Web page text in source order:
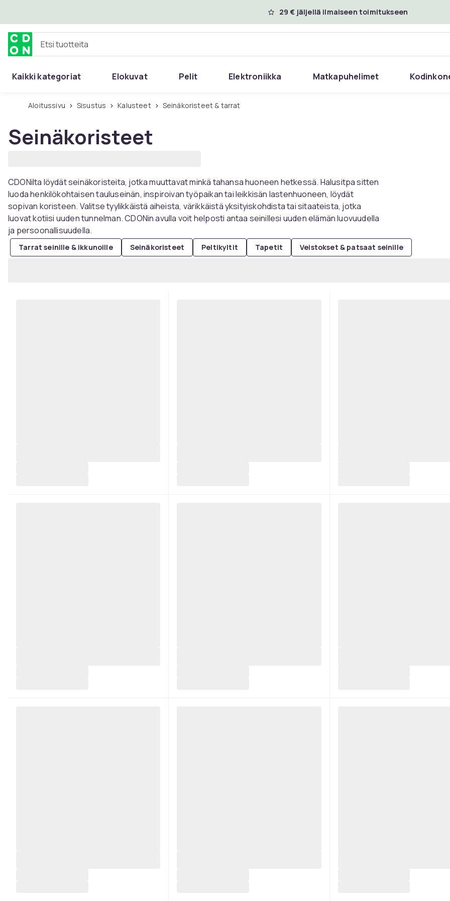
29 € jäljellä ilmaiseen toimitukseen
Etsi tuotteita
Kaikki kategoriat Elokuvat Pelit Elektroniikka Matkapuhelimet
Aloitussivu Sisustus Kalusteet Seinäkoristeet & tarrat
Seinäkoristeet
CDONilta löydät seinäkoristeita, jotka muuttavat minkä tahansa huoneen hetkessä. Halusitpa sitten
luoda henkilökohtaisen tauluseinän, inspiroivan työpaikan tai leikkisän lastenhuoneen, löydät
sopivan koristeen. Valitse tyylikkäistä aiheista, värikkäistä yksityiskohdista tai sitaateista, jotka
luovat kotiisi uuden tunnelman. CDONin avulla voit helposti antaa seinillesi uuden elämän luovuudella
ja persoonallisuudella.
Tarrat seinille & ikkunoille Seinäkoristeet Peltikyltit Tapetit Veistokset & patsaat seinille